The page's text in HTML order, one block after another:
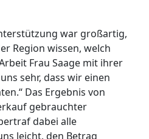
war großartig,
Region wissen, welch
Frau Saage mit ihrer
sehr, dass wir einen
Das Ergebnis von
gebrauchter
dabei alle
leicht, den Betrag